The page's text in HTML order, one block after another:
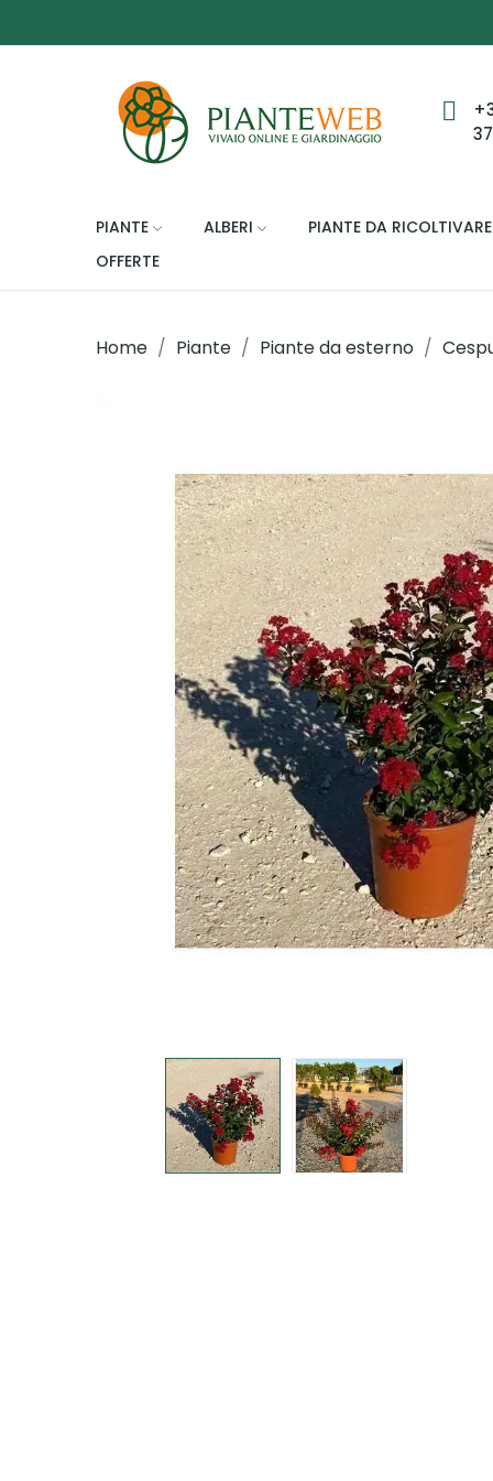
PIANTE ALBERI
PIANTE DA RICOLTIVARE
OFFERTE
Home Piante Piante da esterno